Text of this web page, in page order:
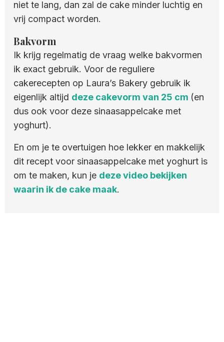
niet te lang, dan zal de cake minder luchtig en
vrij compact worden.
Bakvorm
Ik krijg regelmatig de vraag welke bakvormen
ik exact gebruik. Voor de reguliere
cakerecepten op Laura’s Bakery gebruik ik
eigenlijk altijd deze cakevorm van 25 cm (en
dus ook voor deze sinaasappelcake met
yoghurt).
En om je te overtuigen hoe lekker en makkelijk
dit recept voor sinaasappelcake met yoghurt is
om te maken, kun je deze video bekijken
waarin ik de cake maak.